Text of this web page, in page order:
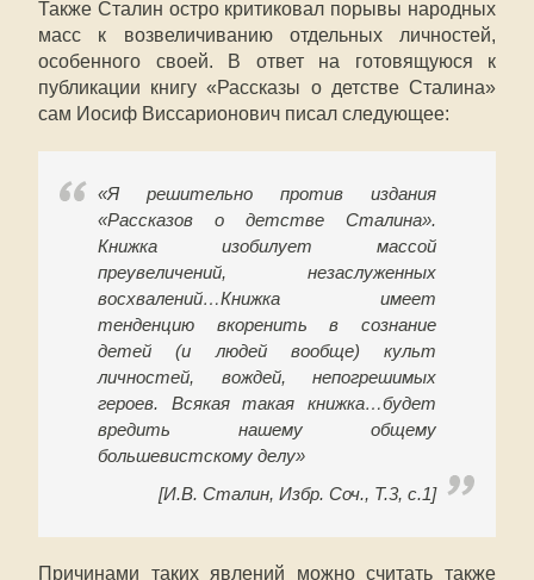
Также Сталин остро критиковал порывы народных
масс к возвеличиванию отдельных личностей,
особенного своей. В ответ на готовящуюся к
публикации книгу «Рассказы о детстве Сталина»
сам Иосиф Виссарионович писал следующее:
«Я решительно против издания
«Рассказов о детстве Сталина».
Книжка изобилует массой
преувеличений, незаслуженных
восхвалений…Книжка имеет
тенденцию вкоренить в сознание
детей (и людей вообще) культ
личностей, вождей, непогрешимых
героев. Всякая такая книжка…будет
вредить нашему общему
большевистскому делу»
[И.В. Сталин, Избр. Соч., Т.3, с.1]
Причинами таких явлений можно считать также